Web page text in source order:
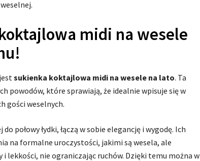
midi na wesele
sukienka koktajlowa midi na wesele na lato. Ta
powodów, które sprawiają, że idealnie wpisuje się w
gości weselnych.
połowy łydki, łączą w sobie elegancję i wygodę. Ich
na formalne uroczystości, jakimi są wesela, ale
i lekkości, nie ograniczając ruchów. Dzięki temu można w